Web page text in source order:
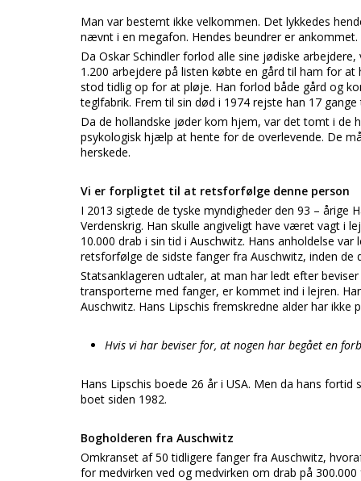
Man var bestemt ikke velkommen. Det lykkedes
nævnt i en megafon. Hendes beundrer er ankommet.
Da Oskar Schindler forlod alle sine jødiske
1.200 arbejdere på listen købte en gård til ham for
stod tidlig op for at pløje. Han forlod både gård og
teglfabrik. Frem til sin død i 1974 rejste han 17
Da de hollandske jøder kom hjem, var det tomt i de
psykologisk hjælp at hente for de overlevende. De
herskede.
Vi er forpligtet til at retsforfølge denne person
I 2013 sigtede de tyske myndigheder den 93 – årige
Verdenskrig. Han skulle angiveligt have været vagt i
10.000 drab i sin tid i Auschwitz. Hans anholdelse
retsforfølge de sidste fanger fra Auschwitz, inden de
Statsanklageren udtaler, at man har ledt efter
transporterne med fanger, er kommet ind i lejren.
Auschwitz. Hans Lipschis fremskredne alder har ikke
Hvis vi har beviser for, at nogen har begået en
Hans Lipschis boede 26 år i USA. Men da hans
boet siden 1982.
Bogholderen fra Auschwitz
Omkranset af 50 tidligere fanger fra Auschwitz,
for medvirken ved og medvirken om drab på 300.000